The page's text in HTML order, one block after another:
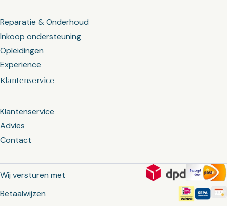
Klantenservice
Klantenservice
Advies
Contact
Reparatie & Onderhoud
Inkoop ondersteuning
Opleidingen
Experience
Wij versturen met
Betaalwijzen